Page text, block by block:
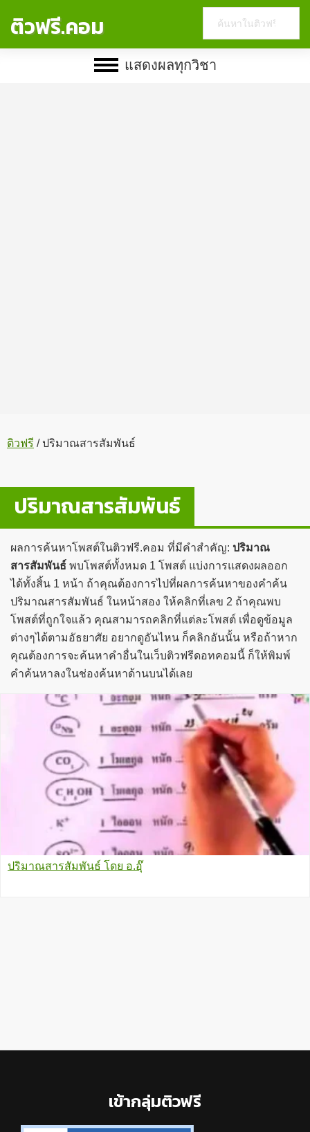
ติวฟรี.คอม
website
แสดงผลทุกวิชา
ติวฟรี /ปริมาณสารสัมพันธ์
ปริมาณสารสัมพันธ์
ผลการค้นหาโพสต์ในติวฟรี.คอม ที่มีคำสำคัญ: ปริมาณ
สารสัมพันธ์ พบโพสต์ทั้งหมด 1 โพสต์ แบ่งการแสดงผลออก
ได้ทั้งสิ้น 1 หน้า ถ้าคุณต้องการไปที่ผลการค้นหาของคำค้น
ปริมาณสารสัมพันธ์ ในหน้าสอง ให้คลิกที่เลข 2 ถ้าคุณพบ
โพสต์ที่ถูกใจแล้ว คุณสามารถคลิกที่แต่ละโพสต์ เพื่อดูข้อมูล
ต่างๆได้ตามอัธยาศัย อยากดูอันไหน ก็คลิกอันนั้น หรือถ้าหาก
คุณต้องการจะค้นหาคำอื่นในเว็บติวฟรีดอทคอมนี้ ก็ให้พิมพ์
คำค้นหาลงในช่องค้นหาด้านบนได้เลย
ปริมาณสารสัมพันธ์ โดย อ.อุ๊
เข้ากลุ่มติวฟรี